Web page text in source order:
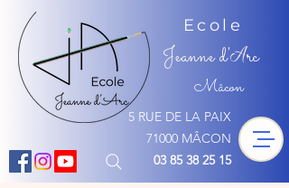
5 RUE DE LA PAIX
71000 MÂCON
03 85 38 25 15
Ecole
Jeanne d'Arc
Mâcon